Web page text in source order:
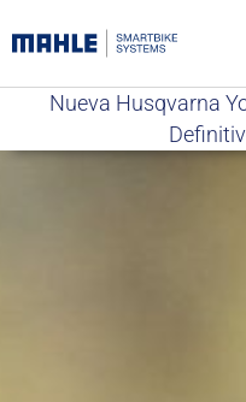
Nueva Husqvarna